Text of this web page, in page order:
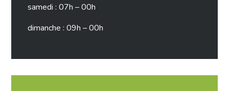
samedi : 07h – 00h
dimanche : 09h – 00h